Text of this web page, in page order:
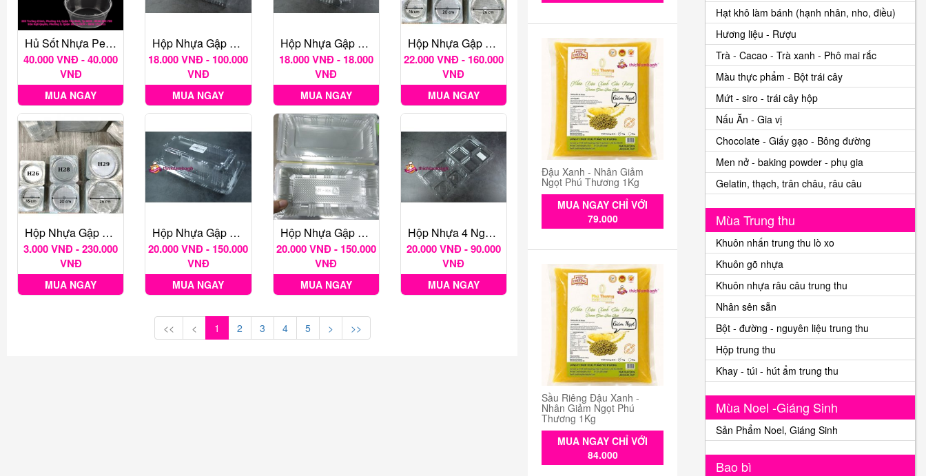
Hủ Sốt Nhựa Pet Nắp Liền 4Oz ( 100-110ml)
40.000 VNĐ - 40.000
VNĐ
MUA NGAY
Hộp Nhựa Gập Chữ Nhật H55
18.000 VNĐ - 100.000
VNĐ
MUA NGAY
Hộp Nhựa Gập Vuông H129
18.000 VNĐ - 18.000
VNĐ
MUA NGAY
Hộp Nhựa Gập Tròn H26
22.000 VNĐ - 160.000
VNĐ
MUA NGAY
Hộp Nhựa Gập Tròn H28
3.000 VNĐ - 230.000
VNĐ
MUA NGAY
Hộp Nhựa Gập Chữ Nhật H151 Cao
20.000 VNĐ - 150.000
VNĐ
MUA NGAY
Hộp Nhựa Gập Chữ Nhật H151 Thâp
20.000 VNĐ - 150.000
VNĐ
MUA NGAY
Hộp Nhựa 4 Ngăn Trong Nắp Gập Mã Số H161
20.000 VNĐ - 90.000
VNĐ
MUA NGAY
<< < 1 2 3 4 5 > >>
Đậu Xanh - Nhân Giảm
Ngọt Phú Thương 1Kg
MUA NGAY CHỈ VỚI
79.000
Sầu Riêng Đậu Xanh -
Nhân Giảm Ngọt Phú
Thương 1Kg
MUA NGAY CHỈ VỚI
84.000
Hạt khô làm bánh (hạnh nhân, nho, điều)
Hương liệu - Rượu
Trà - Cacao - Trà xanh - Phô mai rắc
Màu thực phẩm - Bột trái cây
Mứt - siro - trái cây hộp
Nấu Ăn - Gia vị
Chocolate - Giấy gạo - Bông đường
Men nở - baking powder - phụ gia
Gelatin, thạch, trân châu, râu câu
Mùa Trung thu
Khuôn nhấn trung thu lò xo
Khuôn gõ nhựa
Khuôn nhựa râu câu trung thu
Nhân sên sẵn
Bột - đường - nguyên liệu trung thu
Hộp trung thu
Khay - túi - hút ẩm trung thu
Mùa Noel -Giáng Sinh
Sản Phẩm Noel, Giáng Sinh
Bao bì